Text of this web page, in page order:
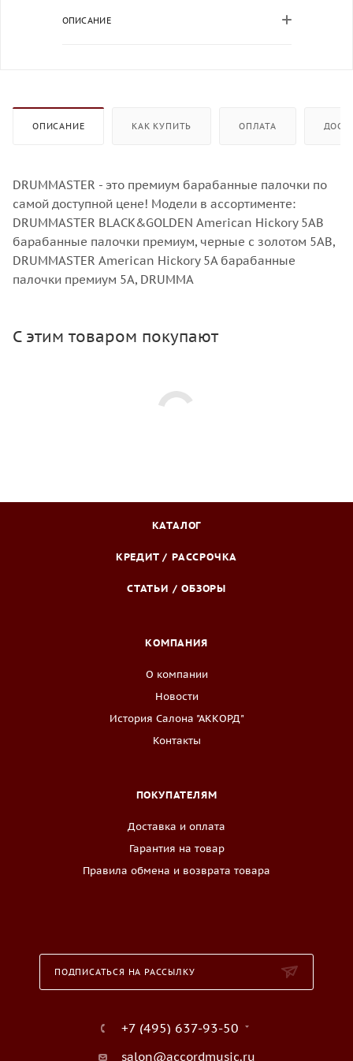
ОПИСАНИЕ
ОПИСАНИЕ КАК КУПИТЬ ОПЛАТА
DRUMMASTER - это премиум барабанные палочки по
самой доступной цене! Модели в ассортименте:
DRUMMASTER BLACK&GOLDEN American Hickory 5АВ
барабанные палочки премиум, черные с золотом 5AВ,
DRUMMASTER American Hickory 5A барабанные
палочки премиум 5A, DRUMMA
С этим товаром покупают
КАТАЛОГ
КРЕДИТ / РАССРОЧКА
СТАТЬИ / ОБЗОРЫ
КОМПАНИЯ
О компании
Новости
История Салона "АККОРД"
Контакты
ПОКУПАТЕЛЯМ
Доставка и оплата
Гарантия на товар
Правила обмена и возврата товара
ПОДПИСАТЬСЯ НА РАССЫЛКУ
+7 (495) 637-93-50
salon@accordmusic.ru